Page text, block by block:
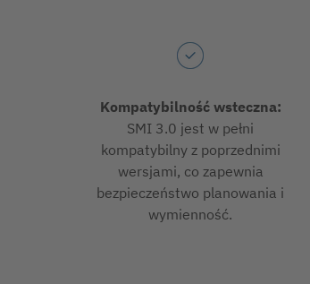
Kompatybilność wsteczna:
SMI 3.0 jest w pełni
kompatybilny z poprzednimi
wersjami, co zapewnia
bezpieczeństwo planowania i
wymienność.